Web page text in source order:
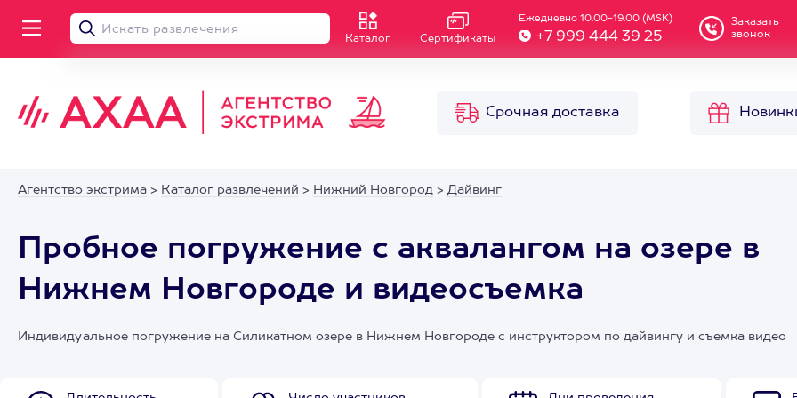
Каталог Сертификаты
Ежедневно 10.00-19.00 (MSK)
+7 999 444 39 25
Заказать
звонок
Срочная доставка
Агентство экстрима > Каталог развлечений > Нижний Новгород > Дайвинг
Пробное погружение с аквалангом на озере в
Нижнем Новгороде и видеосъемка
Индивидуальное погружение на Силикатном озере в Нижнем Новгороде с инструктором по дайвингу и съемка видео